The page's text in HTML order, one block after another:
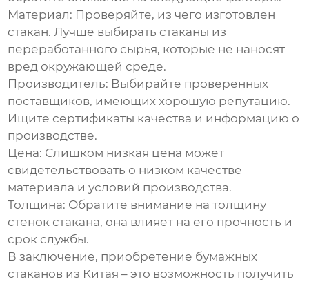
Материал: Проверяйте, из чего изготовлен
стакан. Лучше выбирать стаканы из
переработанного сырья, которые не наносят
вред окружающей среде.
Производитель: Выбирайте проверенных
поставщиков, имеющих хорошую репутацию.
Ищите сертификаты качества и информацию о
производстве.
Цена: Слишком низкая цена может
свидетельствовать о низком качестве
материала и условий производства.
Толщина: Обратите внимание на толщину
стенок стакана, она влияет на его прочность и
срок службы.
В заключение, приобретение бумажных
стаканов из Китая – это возможность получить